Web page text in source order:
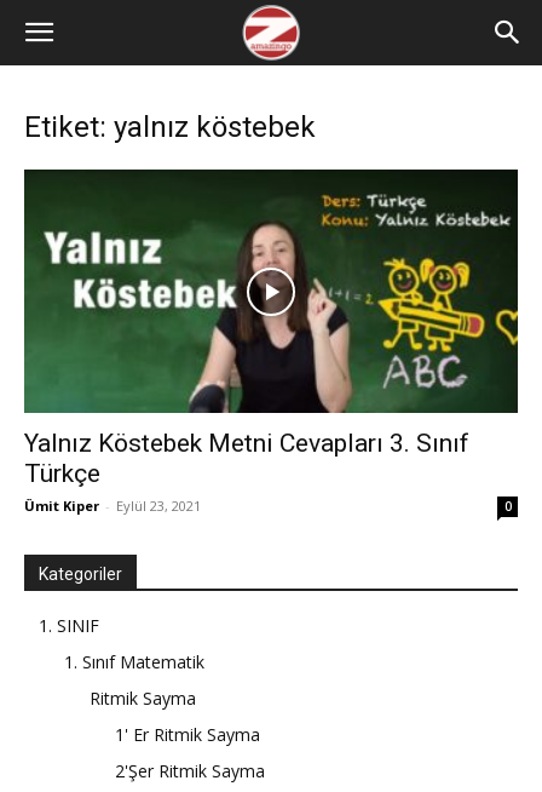
Etiket: yalnız köstebek
Yalnız Köstebek Metni Cevapları 3. Sınıf
Türkçe
Ümit Kiper - Eylül 23, 2021 0
Kategoriler
1. SINIF
1. Sınıf Matematik
Ritmik Sayma
1' Er Ritmik Sayma
2'Şer Ritmik Sayma